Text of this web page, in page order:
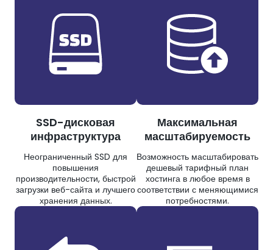
SSD-дисковая
инфраструктура
Неограниченный SSD для
повышения
производительности, быстрой
загрузки веб-сайта и лучшего
хранения данных.
Максимальная
масштабируемость
Возможность масштабировать
дешевый тарифный план
хостинга в любое время в
соответствии с меняющимися
потребностями.